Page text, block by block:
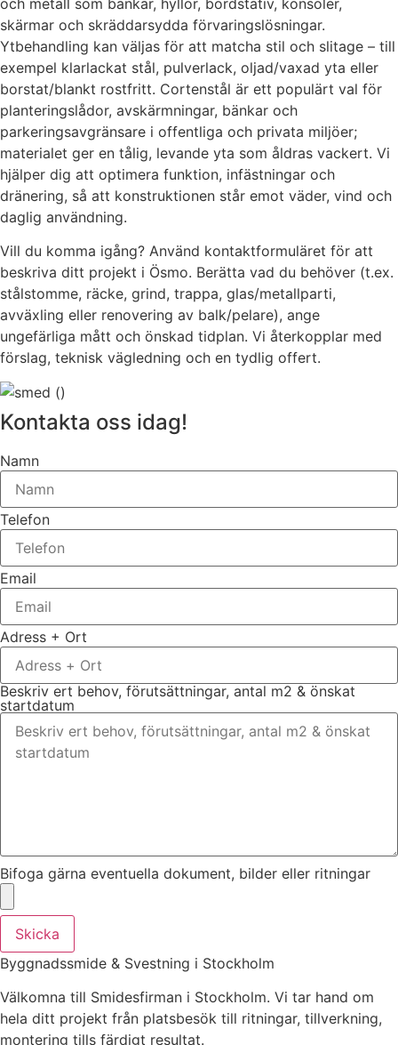
skärmar och skräddarsydda förvaringslösningar.
Ytbehandling kan väljas för att matcha stil och slitage – till
exempel klarlackat stål, pulverlack, oljad/vaxad yta eller
borstat/blankt rostfritt. Cortenstål är ett populärt val för
planteringslådor, avskärmningar, bänkar och
parkeringsavgränsare i offentliga och privata miljöer;
materialet ger en tålig, levande yta som åldras vackert. Vi
hjälper dig att optimera funktion, infästningar och
dränering, så att konstruktionen står emot väder, vind och
daglig användning.
Vill du komma igång? Använd kontaktformuläret för att
beskriva ditt projekt i Ösmo. Berätta vad du behöver (t.ex.
stålstomme, räcke, grind, trappa, glas/metallparti,
avväxling eller renovering av balk/pelare), ange
ungefärliga mått och önskad tidplan. Vi återkopplar med
förslag, teknisk vägledning och en tydlig offert.
Kontakta oss idag!
Namn
Telefon
Email
Adress + Ort
Beskriv ert behov, förutsättningar, antal m2 & önskat
startdatum
Bifoga gärna eventuella dokument, bilder eller ritningar
Skicka
Byggnadssmide & Svestning i Stockholm
Välkomna till Smidesfirman i Stockholm. Vi tar hand om
hela ditt projekt från platsbesök till ritningar, tillverkning,
montering tills färdigt resultat.